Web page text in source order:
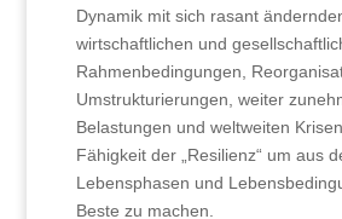
Dynamik mit sich rasant
wirtschaftlichen und
Rahmenbedingungen,
Umstrukturierungen, weiter
Belastungen und weltweiten
Fähigkeit der „Resilienz“ um aus
Lebensphasen und
Beste zu machen.